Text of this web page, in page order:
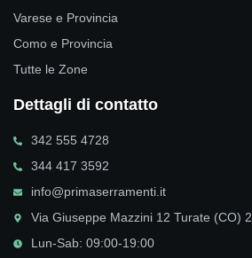
Varese e Provincia
Como e Provincia
Tutte le Zone
Dettagli di contatto
342 555 4728
344 417 3592
info@primaserramenti.it
Via Giuseppe Mazzini 12 Turate (CO)
Lun-Sab: 09:00-19:00